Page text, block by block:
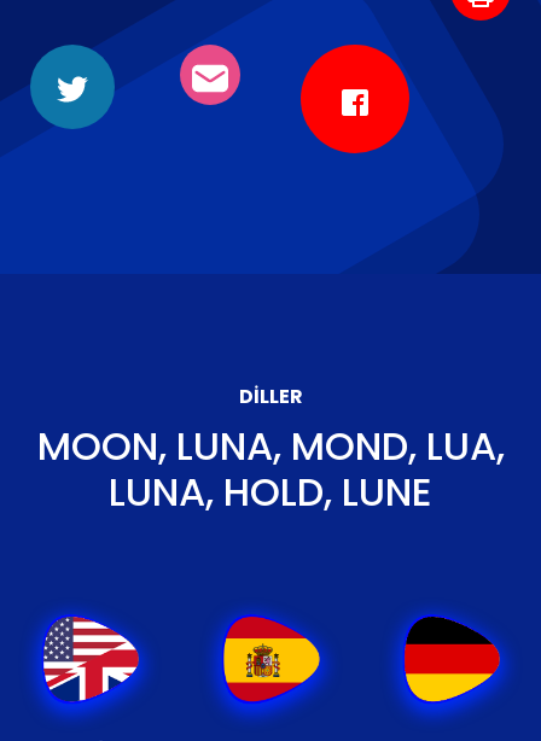
DILLER
MOON, LUNA, MOND, LUA,
LUNA, HOLD, LUNE